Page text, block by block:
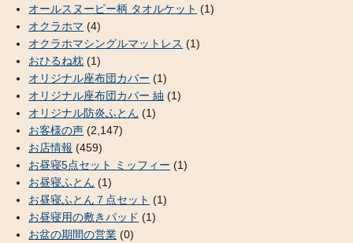
オールスヌーピー柄 タオルケット (1)
オクラホマ (4)
オクラホマシングルマットレス (1)
おひるね枕 (1)
オリジナル座布団カバー (1)
オリジナル座布団カバー 紬 (1)
オリジナル防炎ふとん (1)
お客様の声 (2,147)
お店情報 (459)
お昼寝5点セット ミッフィー (1)
お昼寝ふとん (1)
お昼寝ふとん７点セット (1)
お昼寝用の敷きパッド (1)
お盆の期間の営業 (0)